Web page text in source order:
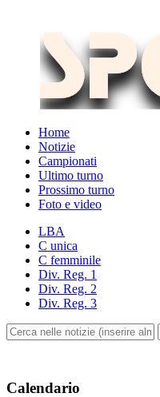
Home
Notizie
Campionati
Ultimo turno
Prossimo turno
Foto e video
LBA
C unica
C femminile
Div. Reg. 1
Div. Reg. 2
Div. Reg. 3
Calendario